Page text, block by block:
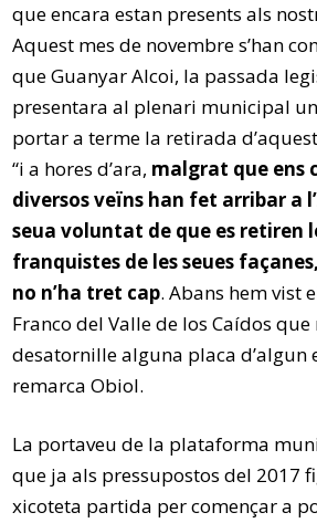
que encara estan presents als
Aquest mes de novembre s’han
que Guanyar Alcoi, la passada
presentara al plenari municipal
portar a terme la retirada
“i a hores d’ara, malgrat que ens
diversos veïns han fet arribar a
seua voluntat de que es retiren
franquistes de les seues
no n’ha tret cap. Abans hem vist
Franco del Valle de los Caídos que
desatornille alguna placa d’algun
remarca Obiol.
La portaveu de la plataforma
que ja als pressupostos del 2017
xicoteta partida per començar a